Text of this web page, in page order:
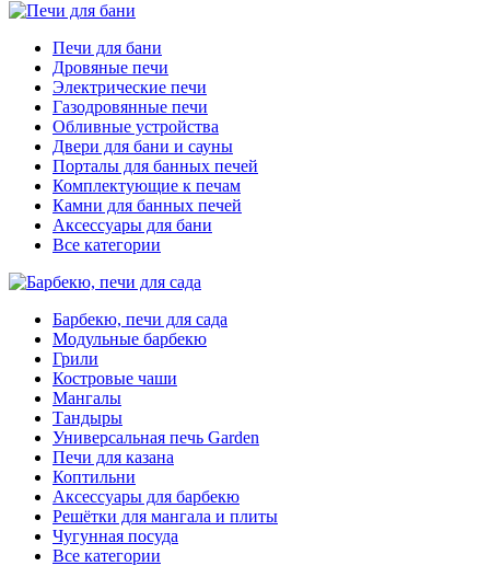
Печи для бани
Дровяные печи
Электрические печи
Газодровянные печи
Обливные устройства
Двери для бани и сауны
Порталы для банных печей
Комплектующие к печам
Камни для банных печей
Аксессуары для бани
Все категории
Барбекю, печи для сада
Модульные барбекю
Грили
Костровые чаши
Мангалы
Тандыры
Универсальная печь Garden
Печи для казана
Коптильни
Аксессуары для барбекю
Решётки для мангала и плиты
Чугунная посуда
Все категории